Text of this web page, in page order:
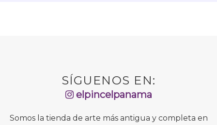
SÍGUENOS EN:
elpincelpanama
Somos la tienda de arte más antigua y completa en